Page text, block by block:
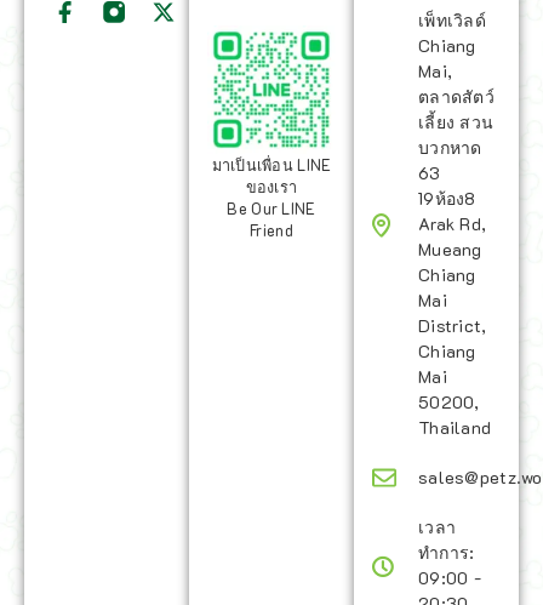
มาเป็นเพื่อน LINE
ของเรา
Be Our LINE
Friend
เพ็ทเวิลด์
Chiang
Mai,
ตลาดสัตว์
เลี้ยง สวน
บวกหาด
63
19ห้อง8
Arak Rd,
Mueang
Chiang
Mai
District,
Chiang
Mai
50200,
Thailand
เวลา
ทำการ:
09:00 -